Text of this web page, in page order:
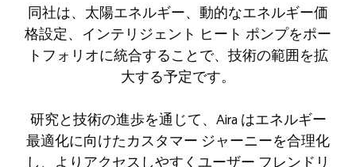
同社は、太陽エネルギー、動的なエネルギー価
格設定、インテリジェント ヒート ポンプをポー
トフォリオに統合することで、技術の範囲を拡
大する予定です。
研究と技術の進歩を通じて、Aira はエネルギー
最適化に向けたカスタマー ジャーニーを合理化